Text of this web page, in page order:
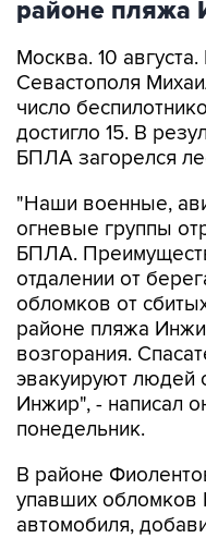
районе пляжа
Москва. 10
Севастополя
число
достигло 15. В
БПЛА загорелся
"Наши военные,
огневые группы
БПЛА.
отдалении от
обломков от
районе пляжа
возгорания.
эвакуируют людей
Инжир", - написал
понедельник.
В районе
упавших
автомобиля,